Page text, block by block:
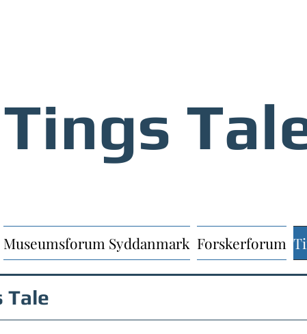
Museumsforum Syddanmark Forskerforum
Tings
Tale